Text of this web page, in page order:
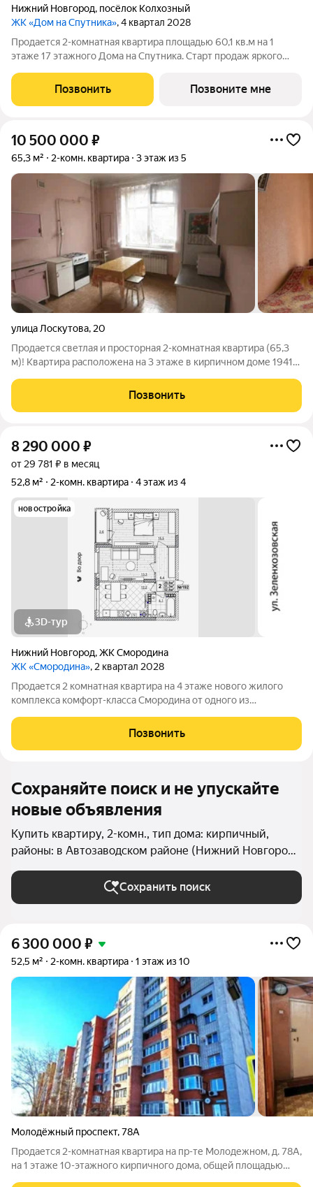
Нижний Новгород, посёлок Колхозный
ЖК «Дом на Спутника», 4 квартал 2028
Продается 2-комнатная квартира площадью 60,1 кв.м на 1
этаже 17 этажного Дома на Спутника. Старт продаж яркого
современный проект от ГК АГРОСПЕЦТЕХ высокой этажности
(17 этажей) в Автозаводском районе,
Позвонить Позвоните мне
10 500 000 ₽
65,3 м² 2-комн. квартира 3 этаж из 5
улица Лоскутова, 20
Продается светлая и просторная 2-комнатная квартира (65,3
м)! Квартира расположена на 3 этаже в кирпичном доме 1941
пространство, удобство. Ключевые преимущества: 2
изолированные комнаты
Позвонить
8 290 000 ₽
от 29 781 ₽ в месяц
52,8 м²
2-комн. квартира 4 этаж из 4
новостройка
3D-тур
Нижний Новгород,ЖК Смородина
ЖК «Смородина», 2 квартал 2028
Продается 2 комнатная квартира на 4 этаже нового жилого
комплекса комфорт-класса Cмородина от одного из
по ипотеке, в т.ч. и по льготным программам. В доме есть лифт,
высота потолков в квартире
Позвонить
Сохраняйте поиск и не упускайте
новые объявления
Купить квартиру, 2-комн., тип дома: кирпичный,
районы: в Автозаводском районе (Нижний Новгород)
в Нижнем Новгороде
Сохранить поиск
6 300 000 ₽
52,5 м² 2-комн. квартира 1 этаж из 10
Молодёжный проспект,78А
Продается 2-комнатная квартира на пр-те Молодежном, д. 78А,
на 1 этаже 10-этажного кирпичного дома, общей площадью